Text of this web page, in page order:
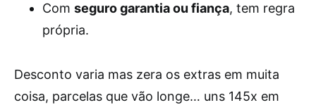
Com seguro garantia ou fiança, tem regra
própria.
Desconto varia mas zera os extras em muita
coisa, parcelas que vão longe… uns 145x em